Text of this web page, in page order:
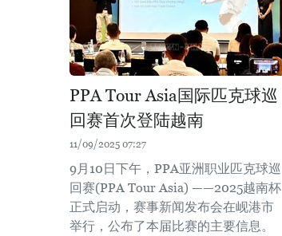
PPA Tour Asia国际匹克球巡
回赛首次登陆越南
11/09/2025 07:27
9月10日下午，PPA亚洲职业匹克球巡
回赛(PPA Tour Asia) ——2025越南杯
正式启动，赛事新闻发布会在岘港市
举行，公布了本届比赛的主要信息。